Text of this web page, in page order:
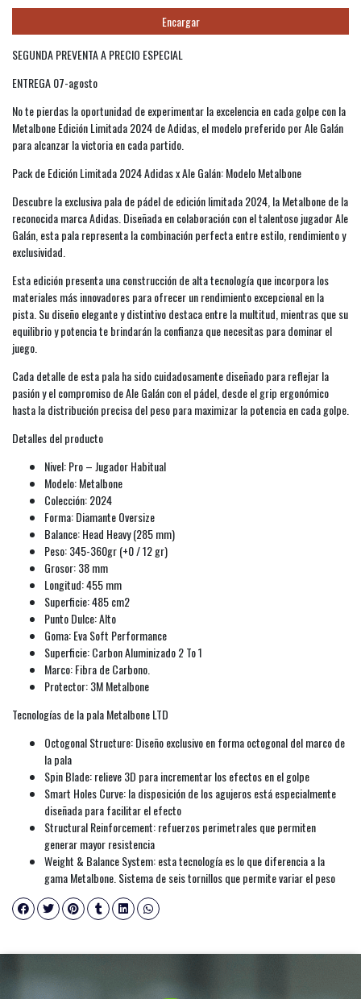
Encargar
SEGUNDA PREVENTA A PRECIO ESPECIAL
ENTREGA 07-agosto
No te pierdas la oportunidad de experimentar la excelencia en cada golpe con la
Metalbone Edición Limitada 2024 de Adidas, el modelo preferido por Ale Galán
para alcanzar la victoria en cada partido.
Pack de Edición Limitada 2024 Adidas x Ale Galán: Modelo Metalbone
Descubre la exclusiva pala de pádel de edición limitada 2024, la Metalbone de la
reconocida marca Adidas. Diseñada en colaboración con el talentoso jugador Ale
Galán, esta pala representa la combinación perfecta entre estilo, rendimiento y
exclusividad.
Esta edición presenta una construcción de alta tecnología que incorpora los
materiales más innovadores para ofrecer un rendimiento excepcional en la
pista. Su diseño elegante y distintivo destaca entre la multitud, mientras que su
equilibrio y potencia te brindarán la confianza que necesitas para dominar el
juego.
Cada detalle de esta pala ha sido cuidadosamente diseñado para reflejar la
pasión y el compromiso de Ale Galán con el pádel, desde el grip ergonómico
hasta la distribución precisa del peso para maximizar la potencia en cada golpe.
Detalles del producto
Nivel: Pro – Jugador Habitual
Modelo: Metalbone
Colección: 2024
Forma: Diamante Oversize
Balance: Head Heavy (285 mm)
Peso: 345-360gr (+0 / 12 gr)
Grosor: 38 mm
Longitud: 455 mm
Superficie: 485 cm2
Punto Dulce: Alto
Goma: Eva Soft Performance
Superficie: Carbon Aluminizado 2 To 1
Marco: Fibra de Carbono.
Protector: 3M Metalbone
Tecnologías de la pala Metalbone LTD
Octogonal Structure: Diseño exclusivo en forma octogonal del marco de
la pala
Spin Blade: relieve 3D para incrementar los efectos en el golpe
Smart Holes Curve: la disposición de los agujeros está especialmente
diseñada para facilitar el efecto
Structural Reinforcement: refuerzos perimetrales que permiten
generar mayor resistencia
Weight & Balance System: esta tecnología es lo que diferencia a la
gama Metalbone. Sistema de seis tornillos que permite variar el peso